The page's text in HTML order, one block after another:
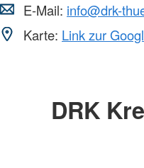
E-Mail: info@drk-
Karte: Link zur
DRK